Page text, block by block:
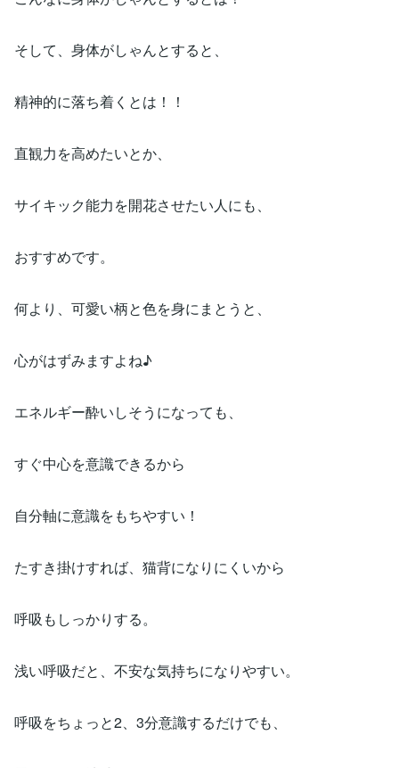
そして、身体がしゃんとすると、
精神的に落ち着くとは！！
直観力を高めたいとか、
サイキック能力を開花させたい人にも、
おすすめです。
何より、可愛い柄と色を身にまとうと、
心がはずみますよね♪
エネルギー酔いしそうになっても、
すぐ中心を意識できるから
自分軸に意識をもちやすい！
たすき掛けすれば、猫背になりにくいから
呼吸もしっかりする。
浅い呼吸だと、不安な気持ちになりやすい。
呼吸をちょっと2、3分意識するだけでも、